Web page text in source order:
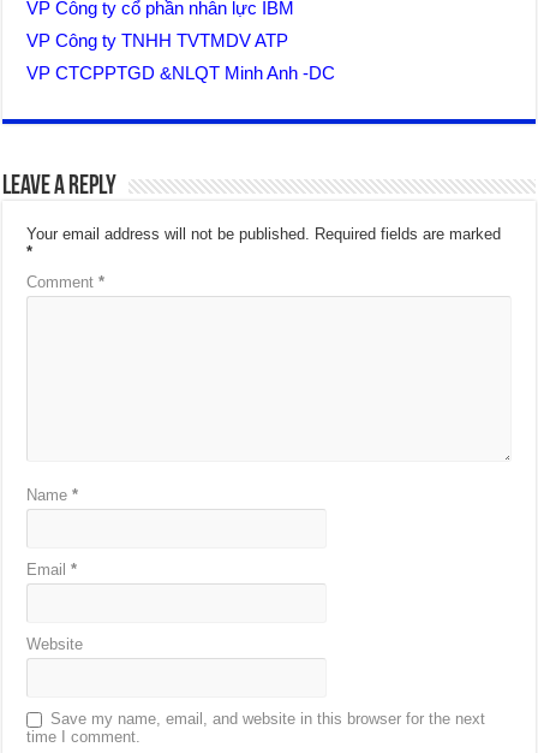
VP Công ty cổ phần nhân lực IBM
VP Công ty TNHH TVTMDV ATP
VP CTCPPTGD &NLQT Minh Anh -DC
Leave a Reply
Your email address will not be published. Required fields are marked
*
Comment*
Name*
Email*
Website
Save my name, email, and website in this browser for the next
time I comment.